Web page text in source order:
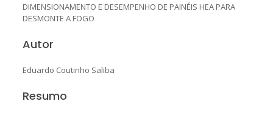
DIMENSIONAMENTO E DESEMPENHO DE PAINÉIS HEA PARA
DESMONTE A FOGO
Autor
Eduardo Coutinho Saliba
Resumo